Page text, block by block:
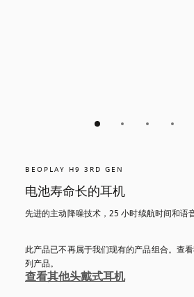
BEOPLAY H9 3RD GEN
电池寿命长的耳机
先进的主动降噪技术，25 小时续航时间和语
此产品已不再属于我们现有的产品组合。查
列产品。
查看其他头戴式耳机